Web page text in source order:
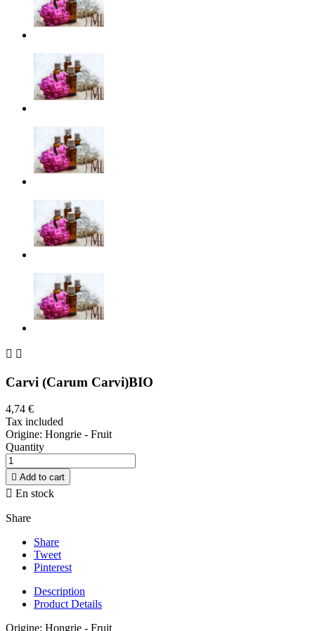
 
Carvi (Carum Carvi)BIO
4,74 €
Tax included
Origine: Hongrie - Fruit
Quantity
 Add to cart
 En stock
Share
Share
Tweet
Pinterest
Description
Product Details
Origine: Hongrie - Fruit